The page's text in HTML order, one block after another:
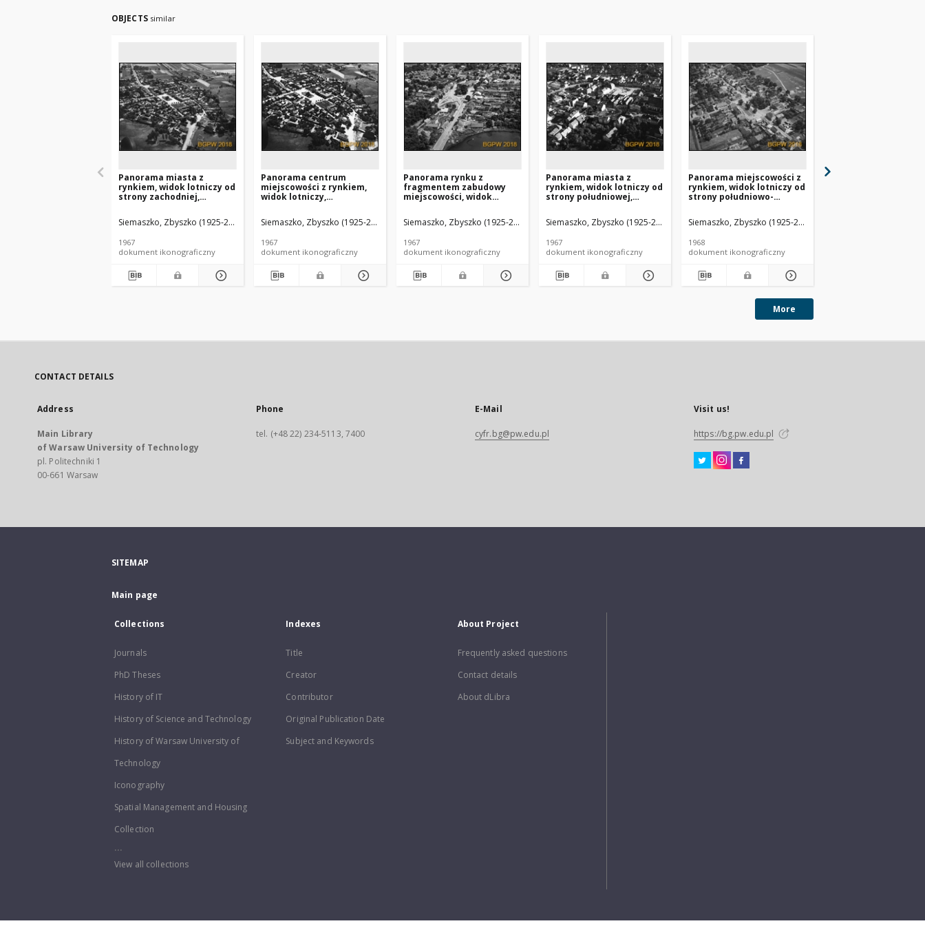
OBJECTS similar
Panorama miasta z
rynkiem, widok lotniczy od
strony zachodniej,
Siemaszko, Zbyszko (1925-2015).
1967
dokument ikonograficzny
Panorama centrum
miejscowości z rynkiem,
widok lotniczy,
łódzkie)
Siemaszko, Zbyszko (1925-2015).
1967
dokument ikonograficzny
Panorama rynku z
fragmentem zabudowy
miejscowości, widok
południowo-zachodniej,
Białaczów
Siemaszko, Zbyszko (1925-2015).
1967
dokument ikonograficzny
Panorama miasta z
rynkiem, widok lotniczy od
strony południowej,
Siemaszko, Zbyszko (1925-2015).
1967
dokument ikonograficzny
Panorama miejscowości z
rynkiem, widok lotniczy od
strony południowo-
Siemaszko, Zbyszko (1925-2015).
1968
dokument ikonograficzny
More
CONTACT DETAILS
Address
Main Library
of Warsaw University of Technology
pl. Politechniki 1
00-661 Warsaw
Phone
tel. (+48 22) 234-5113, 7400
E-Mail
cyfr.bg@pw.edu.pl
Visit us!
https://bg.pw.edu.pl
SITEMAP
Main page
Collections
Journals
PhD Theses
History of IT
History of Science and Technology
History of Warsaw University of
Technology
Iconography
Spatial Management and Housing
Collection
...
View all collections
Indexes
Title
Creator
Contributor
Original Publication Date
Subject and Keywords
About Project
Frequently asked questions
Contact details
About dLibra